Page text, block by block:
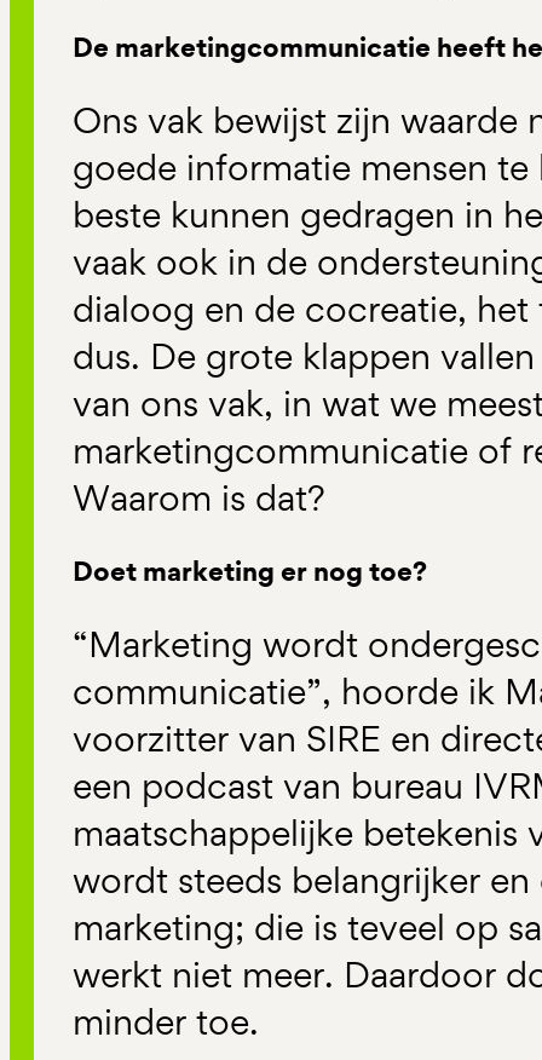
De marketingcommunicatie heeft
Ons vak bewijst zijn waarde
goede informatie mensen
beste kunnen gedragen in
vaak ook in de
dialoog en de cocreatie,
dus. De grote klappen
van ons vak, in wat we
marketingcommunicatie of
Waarom is dat?
Doet marketing er nog toe?
“Marketing wordt
communicatie”, hoorde ik
voorzitter van SIRE en
een podcast van bureau
maatschappelijke betekenis
wordt steeds belangrijker
marketing; die is teveel op
werkt niet meer. Daardoor
minder toe.